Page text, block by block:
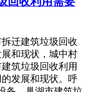
迁建筑垃圾回收
和现状，城中村
筑垃圾回收利用
发展和现状。呼